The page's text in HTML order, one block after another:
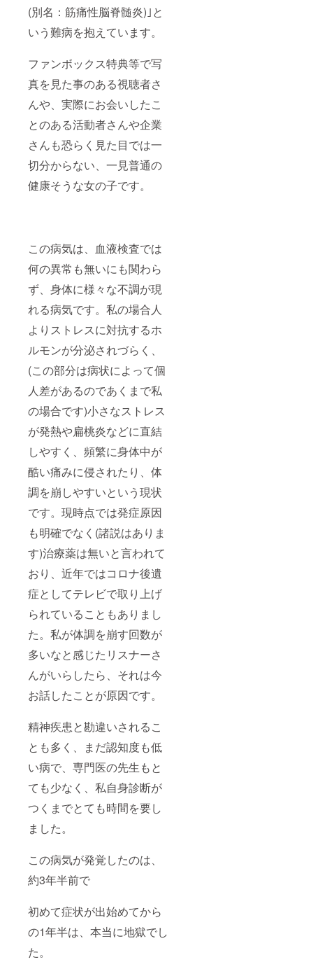
(別名：筋痛性脳脊髄炎)｣と
いう難病を抱えています。
ファンボックス特典等で写
真を見た事のある視聴者さ
んや、実際にお会いしたこ
とのある活動者さんや企業
さんも恐らく見た目では一
切分からない、一見普通の
健康そうな女の子です。
この病気は、血液検査では
何の異常も無いにも関わら
ず、身体に様々な不調が現
れる病気です。私の場合人
よりストレスに対抗するホ
ルモンが分泌されづらく、
(この部分は病状によって個
人差があるのであくまで私
の場合です)小さなストレス
が発熱や扁桃炎などに直結
しやすく、頻繁に身体中が
酷い痛みに侵されたり、体
調を崩しやすいという現状
です。現時点では発症原因
も明確でなく(諸説はありま
す)治療薬は無いと言われて
おり、近年ではコロナ後遺
症としてテレビで取り上げ
られていることもありまし
た。私が体調を崩す回数が
多いなと感じたリスナーさ
んがいらしたら、それは今
お話したことが原因です。
精神疾患と勘違いされるこ
とも多く、まだ認知度も低
い病で、専門医の先生もと
ても少なく、私自身診断が
つくまでとても時間を要し
ました。
この病気が発覚したのは、
約3年半前で
初めて症状が出始めてから
の1年半は、本当に地獄でし
た。